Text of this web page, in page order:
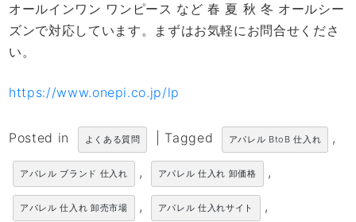
オールインワン ワンピース など 春 夏 秋 冬 オールシー
ズンで対応しています。まずはお気軽にお問合せくださ
い。
https://www.onepi.co.jp/lp
Posted in よくある質問 Tagged アパレル BtoB 仕入れ ,
アパレル ブランド 仕入れ , アパレル 仕入れ 卸価格 ,
アパレル 仕入れ 卸売市場 , アパレル 仕入れサイト ,